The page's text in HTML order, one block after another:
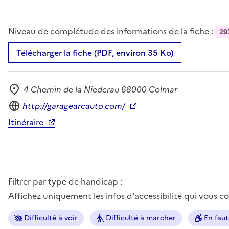
Niveau de complétude des informations de la fiche :
Télécharger la fiche (PDF, environ 35 Ko)
Adresse
4 Chemin de la Niederau 68000 Colmar
Site internet
http://garagearcauto.com/
Itinéraire
Filtrer par type de handicap :
Affichez uniquement les infos d'accessibilité qui vous
Difficulté à voir Difficulté à marcher En